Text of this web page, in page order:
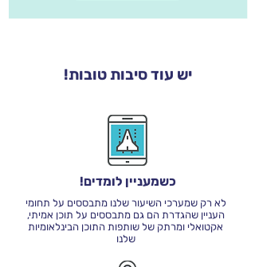
יש עוד סיבות טובות!
כשמעניין לומדים!
לא רק שמערכי השיעור שלנו מתבססים על תחומי
העניין שהגדרת הם גם מתבססים על תוכן אמיתי,
אקטואלי ומרתק של שותפות התוכן הבינלאומיות
שלנו